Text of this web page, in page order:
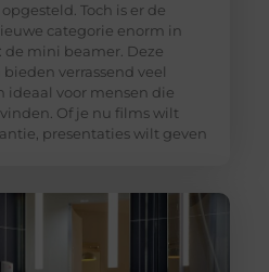
Toch is er de
categorie enorm in
mini beamer. Deze
verrassend veel
voor mensen die
Of je nu films wilt
presentaties wilt geven